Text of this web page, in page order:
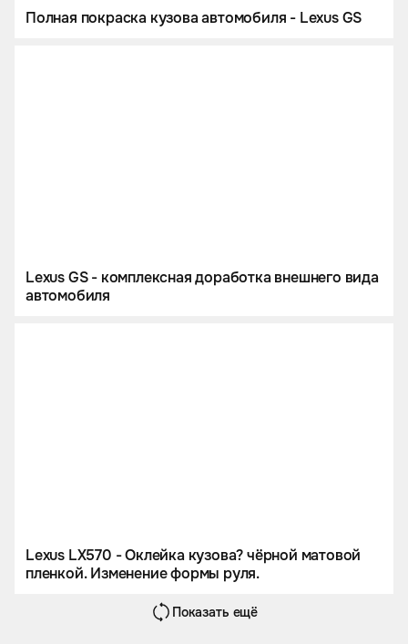
Полная покраска кузова автомобиля - Lexus GS
Lexus GS - комплексная доработка внешнего вида
автомобиля
Lexus LX570 - Оклейка кузова? чёрной матовой
пленкой. Изменение формы руля.
Показать ещё